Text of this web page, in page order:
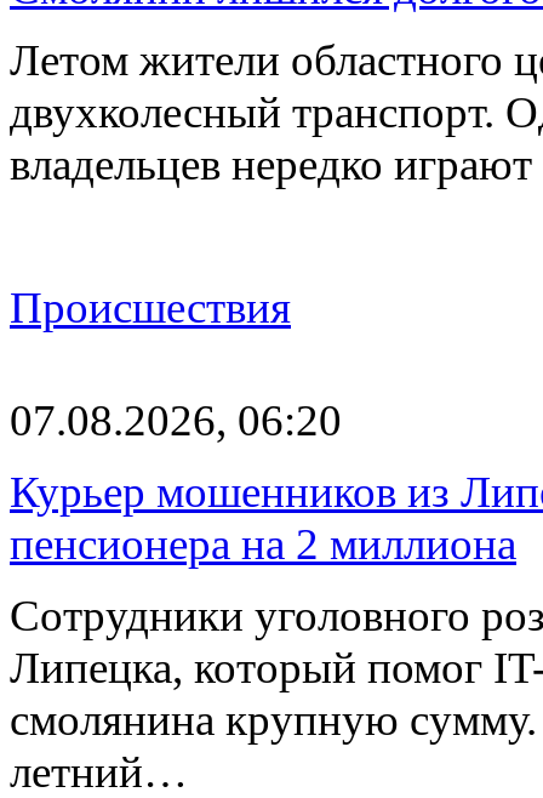
Летом жители областного
двухколесный транспорт.
владельцев нередко
Происшествия
07.08.2026, 06:20
Курьер мошенников из
пенсионера на 2 миллиона
Сотрудники уголовного
Липецка, который помог
смолянина крупную
летний…